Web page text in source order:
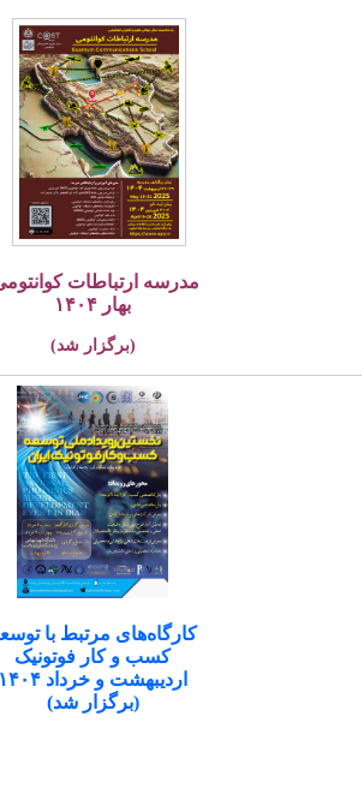
مدرسه ارتباطات کوانتومی،
بهار ۱۴۰۴
(برگزار شد)
کارگاه‌های مرتبط با توسعه
کسب و کار فوتونیک
اردیبهشت و خرداد ۱۴۰۴
(برگزار شد)